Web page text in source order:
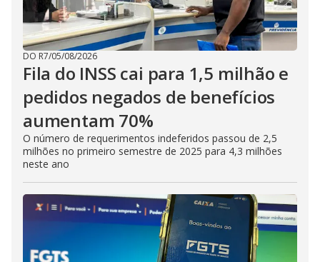
DO R7/05/08/2026
Fila do INSS cai para 1,5 milhão e
pedidos negados de benefícios
aumentam 70%
O número de requerimentos indeferidos passou de 2,5
milhões no primeiro semestre de 2025 para 4,3 milhões
neste ano